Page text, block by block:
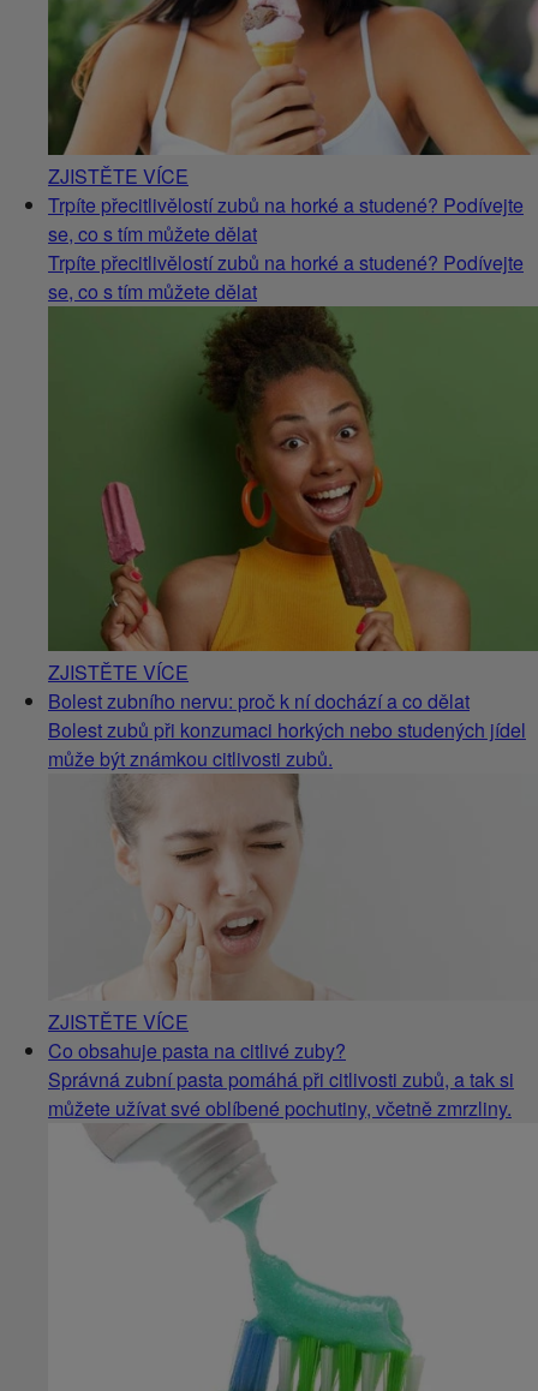
ZJISTĚTE VÍCE
Trpíte přecitlivělostí zubů na horké a studené? Podívejte
se, co s tím můžete dělat
Trpíte přecitlivělostí zubů na horké a studené? Podívejte
se, co s tím můžete dělat
ZJISTĚTE VÍCE
Bolest zubního nervu: proč k ní dochází a co dělat
Bolest zubů při konzumaci horkých nebo studených jídel
může být známkou citlivosti zubů.
ZJISTĚTE VÍCE
Co obsahuje pasta na citlivé zuby?
Správná zubní pasta pomáhá při citlivosti zubů, a tak si
můžete užívat své oblíbené pochutiny, včetně zmrzliny.